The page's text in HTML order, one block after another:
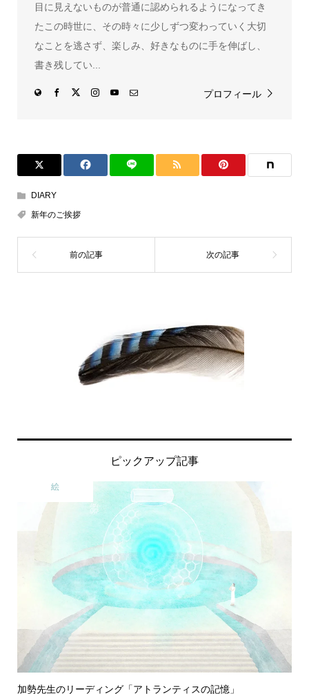
目に見えないものが普通に認められるようになってき
たこの時世に、その時々に少しずつ変わっていく大切
なことを逃さず、楽しみ、好きなものに手を伸ばし、
書き残してい...
プロフィール
DIARY
新年のご挨拶
ピックアップ記事
絵
加勢先生のリーディング「アトランティスの記憶」